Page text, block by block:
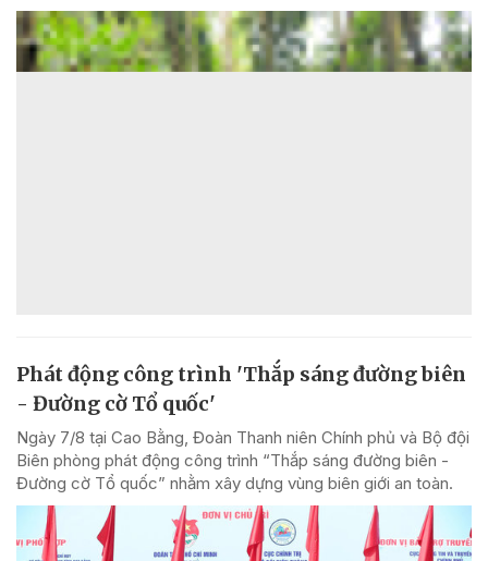
Phát động công trình 'Thắp sáng đường biên
- Đường cờ Tổ quốc'
Ngày 7/8 tại Cao Bằng, Đoàn Thanh niên Chính phủ và Bộ đội
Biên phòng phát động công trình “Thắp sáng đường biên -
Đường cờ Tổ quốc” nhằm xây dựng vùng biên giới an toàn.